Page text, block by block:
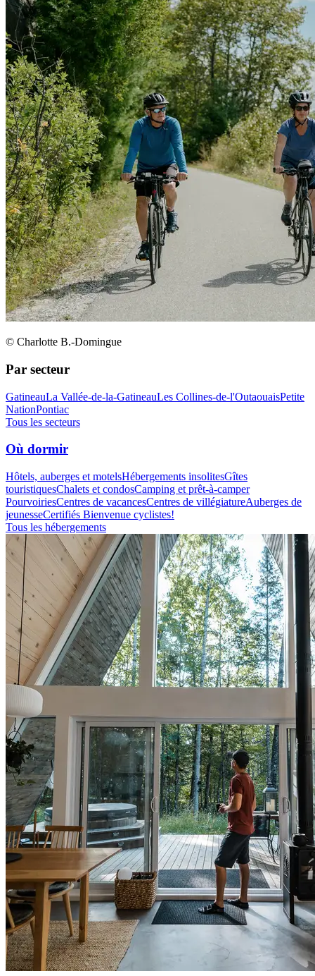
© Charlotte B.-Domingue
Par secteur
GatineauLa Vallée-de-la-GatineauLes Collines-de-l'OutaouaisPetite
NationPontiac
Tous les secteurs
Où dormir
Hôtels, auberges et motelsHébergements insolitesGîtes
touristiquesChalets et condosCamping et prêt-à-camper
PourvoiriesCentres de vacancesCentres de villégiatureAuberges de
jeunesseCertifiés Bienvenue cyclistes!
Tous les hébergements